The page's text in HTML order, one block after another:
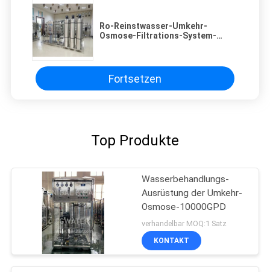
Ro-Reinstwasser-Umkehr-
Osmose-Filtrations-System-
Fortsetzen
Top Produkte
Wasserbehandlungs-
Ausrüstung der Umkehr-
Osmose-10000GPD
verhandelbar MOQ:1 Satz
KONTAKT